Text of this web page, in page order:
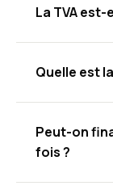
La TVA
Quelle est
Peut-on
fois ?